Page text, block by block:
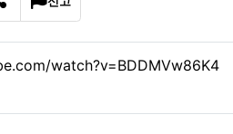
공유
watch?v=BDDMVw86K4